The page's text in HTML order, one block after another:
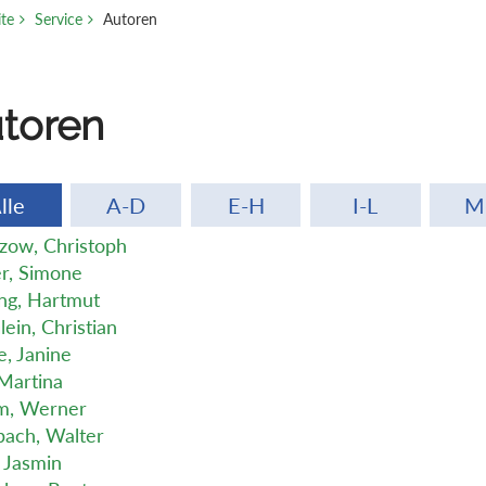
Service Autoren
A-D E-H I-L
Christoph
Simone
Hartmut
Christian
Janine
Werner
Walter